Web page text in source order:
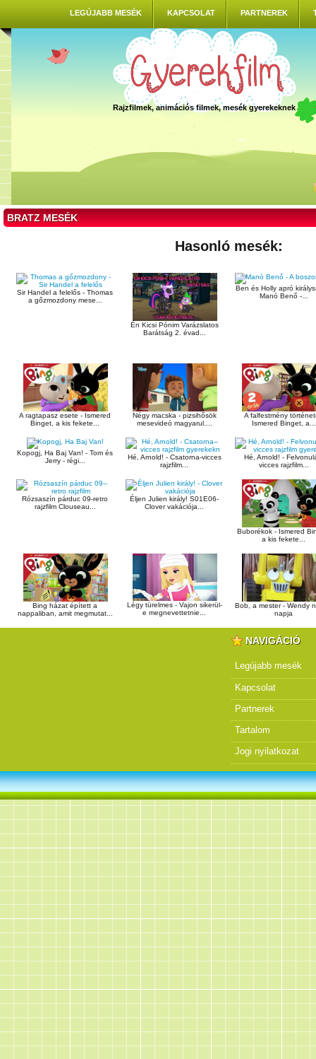
LEGÚJABB MESÉK KAPCSOLAT PARTNEREK
Rajzfilmek, animációs filmek, mesék gyerekeknek
BRATZ MESÉK
Hasonló mesék:
Sir Handel a felelős - Thomas
a gőzmozdony mese...
Én Kicsi Pónim Varázslatos
Barátság 2. évad...
Ben és Holly apró
Manó Benő -...
A ragtapasz esete - Ismered
Binget, a kis fekete...
Négy macska - pizsihősök
mesevideó magyarul....
A falfestmény
Ismered Binget, a...
Kopogj, Ha Baj Van! - Tom és
Jerry - régi...
Hé, Arnold! - Csatorna-vicces
rajzfilm...
Hé, Arnold! -
vicces rajzfilm...
Rózsaszín párduc 09-retro
rajzfilm Clouseau...
Éljen Julien király! S01E06-
Clover vakációja...
Buborékok - Ismered
a kis fekete...
Bing házat épített a
nappaliban, amit megmutat...
Légy türelmes - Vajon sikerül-
e megnevettetnie...
Bob, a mester - Wendy
napja
NAVIGÁCIÓ
Legújabb mesék
Kapcsolat
Partnerek
Tartalom
Jogi nyilatkozat